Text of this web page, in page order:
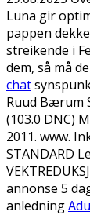
Luna gir
pappen
streikende i
dem, så må
chat
Ruud Bærum
(103.0 DNC)
2011. www.
STANDARD
annonse 5
anledning